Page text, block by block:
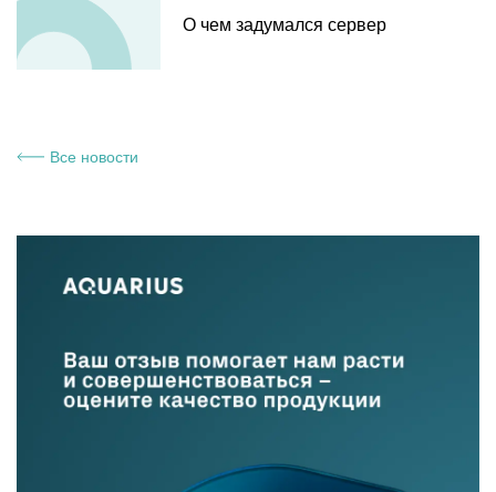
О чем задумался сервер
Все новости